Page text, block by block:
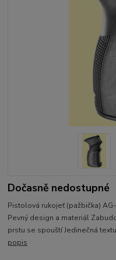
Dočasně nedostupné
Pistolová rukojeť (pažbička)
Pevný design a materiál
prstu se spouští Jedinečná
popis